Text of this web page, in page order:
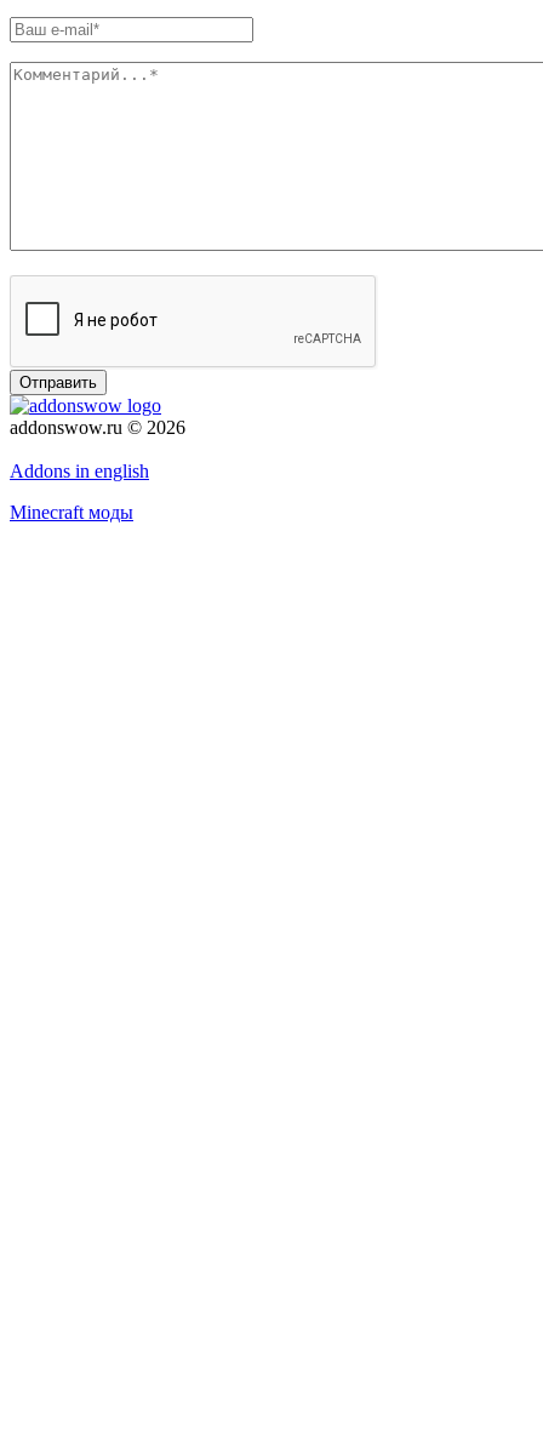
Отправить
addonswow.ru © 2026
Addons in english
Minecraft моды